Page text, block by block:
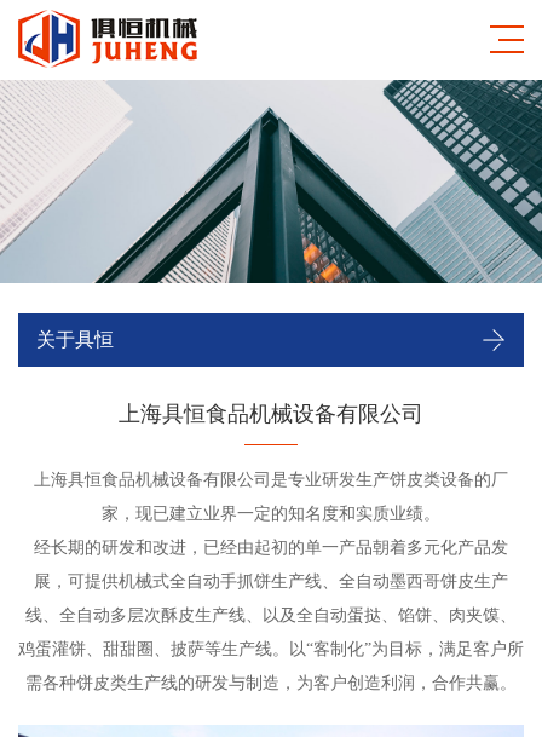
关于具恒
上海具恒食品机械设备有限公司
上海具恒食品机械设备有限公司是专业研发生产饼皮类设备的厂
家，现已建立业界一定的知名度和实质业绩。
经长期的研发和改进，已经由起初的单一产品朝着多元化产品发
展，可提供机械式全自动手抓饼生产线、全自动墨西哥饼皮生产
线、全自动多层次酥皮生产线、以及全自动蛋挞、馅饼、肉夹馍、
鸡蛋灌饼、甜甜圈、披萨等生产线。以“客制化”为目标，满足客户所
需各种饼皮类生产线的研发与制造，为客户创造利润，合作共赢。